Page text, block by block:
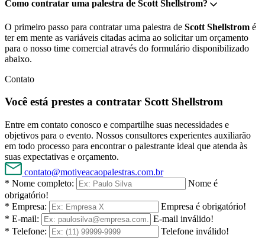
Como contratar uma palestra de Scott Shellstrom?
O primeiro passo para contratar uma palestra de Scott Shellstrom é
ter em mente as variáveis citadas acima ao solicitar um orçamento
para o nosso time comercial através do formulário disponibilizado
abaixo.
Contato
Você está prestes a contratar Scott Shellstrom
Entre em contato conosco e compartilhe suas necessidades e
objetivos para o evento. Nossos consultores experientes auxiliarão
em todo processo para encontrar o palestrante ideal que atenda às
suas expectativas e orçamento.
contato@motiveacaopalestras.com.br
* Nome completo:
Nome é
obrigatório!
* Empresa:
Empresa é obrigatório!
* E-mail:
E-mail inválido!
* Telefone:
Telefone inválido!